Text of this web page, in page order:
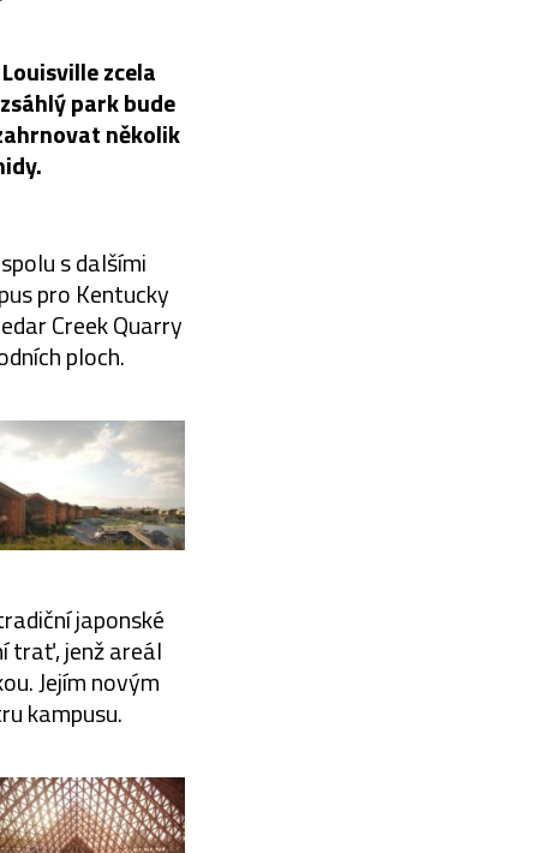
zcela
park bude
několik
s dalšími
pro Kentucky
Creek Quarry
ploch.
japonské
trať, jenž areál
Jejím novým
kampusu.